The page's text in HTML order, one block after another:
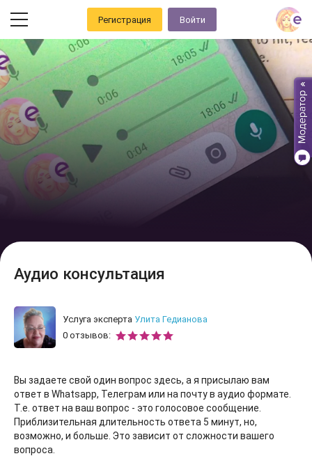
Регистрация Войти
Аудио консультация
Услуга эксперта Улита Гедианова
0 отзывов:
Вы задаете свой один вопрос здесь, а я присылаю вам
ответ в Whatsapp, Телеграм или на почту в аудио формате.
Т.е. ответ на ваш вопрос - это голосовое сообщение.
Приблизительная длительность ответа 5 минут, но,
возможно, и больше. Это зависит от сложности вашего
вопроса.